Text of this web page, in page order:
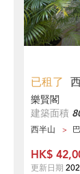
已租了
樂賢閣
建築面積
西半山
HK$
更新日期